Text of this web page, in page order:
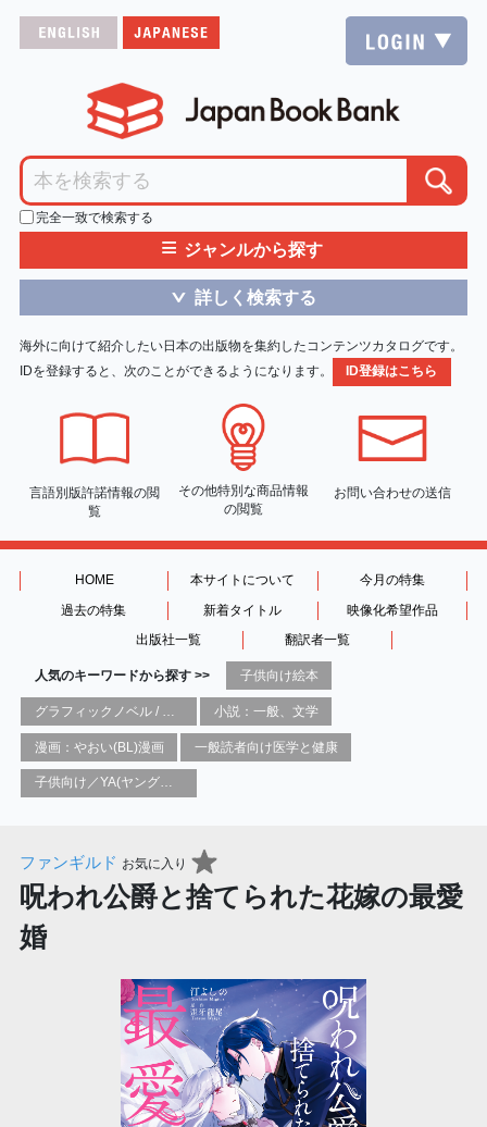
完全一致で検索する
≡ ジャンルから探す
＞ 詳しく検索する
海外に向けて紹介したい日本の出版物を集約したコンテンツカタログです。
IDを登録すると、次のことができるようになります。
ID登録はこちら
言語別版許諾情報の閲
覧
その他特別な商品情報
の閲覧
お問い合わせの送信
HOME 本サイトについて
今月の特集
過去の特集
新着タイトル
映像化希望作品
出版社一覧
翻訳者一覧
人気のキーワードから探す >> 子供向け絵本
小説：一般、文学
漫画：やおい(BL)漫画 一般読者向け医学と健康
子供向け／YA(ヤングアダルト)向け一般：芸術&芸術家
ファンギルド お気に入り
呪われ公爵と捨てられた花嫁の最愛
婚